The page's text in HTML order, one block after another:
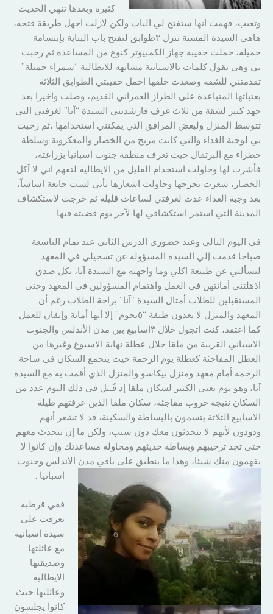
كثيرة وبعدها تنهي الحديث
وتغيب، فهمت انها ستفتح لي الباب ولكن لازلت اجهل طريقة فتحه،
هاهي السيدة المسنة تنزل ٣طوابق لتفتح باب البناية بإبتسامة
جميلة، حملت حقيبة جهاز الكمبيوتر كنوع من المساعدة ثم رحبت
بي وهي تقول كلمات بالاسبانية مشابهه للايطالية “سمراء جميلة”
تقدمتني للشقة وصعدت خلفها احمل حقيبتي الطوابق الثلاثة
بعتباتها المتباعدة على الطراز العمراني القديم، وصلت واخيرا بعد
جهد كبير لشقة من ثلاث غرف فارشدتني السيدة “آنا” لغرفتي التي
تتوسط المنزل ولبعض المرافق التي يمكنني استخدامها ،ثم رحبت
بي لوجبة الغداء والتي كانت مزيج من الخضار والمعكرونة وسلطة
خضراء مع البرتقال حيث تعرف منطقة جنوب اسبانيا بزراعته،
فأشرت لها وحاولت استخدام القليل من الايطالية لتفهم اني لا آكل
الخضار، شعرت بحرجها وحاولت اشعارها بأني لست جائعة اساساً،
بعد وجبة الغداء عدت لغرفتي لساعات قليلة ثم خرجت لإستكشاف
المدينة التي استمر استكشافي لها لآخر يوم قضيته فيها .
في اليوم التالي وعند حضوري الدرس الثاني عند تمام التاسعة
صباحا قدمت إلي السيدة المسؤولة عن تسجيلي في المعهد
لتسألني عن طبيعة اكلي وما واجهته مع السيدة آنا، بكل صدق
اذهلتني أمانتهن في العمل واهتمام المسؤولين في المعهد وحتى
المستقبلين للطلاب أمثال السيدة “آنا” براحة الطلاب رغم أن
المعهد والمنزل لا يعدون طبقة “٥نجوم” إلا أنها أمانة وإتقان للعمل
كما اعتقد، كنت اتجول خلال ٣اسابيع بين مدن الأندلس والجنوب
الاسباني القريبة من ملقا خلال عطلة نهاية الاسبوع وغيرها من
العطل المفاجئة كعطلة يوم الرحمة حيث يتجمع السكان في ساحة
الرحمة أمام معهد ومنزل بيكاسو والمنزل الذي أقمت به مع السيدة
آنا، وهو يوم يعني الكثير لسكان ملقا إذ قُـتل في ذلك اليوم عدد من
السكان نتيجة حروب مفاجئة، سكان ملقا الذين عرفتهم طيلة
الاسابيع الثلاثة يتسمون بالبساطة والسكينة، قد لا تشعر أنهم
ودودون لأنهم لا يتحدثون معك دون سبب، ولكن ما إن تتحدث معهم
حتى تجد ترحيبهم وبساطة حديثهم ومحاولة مساعدتك وإن كانوا لا
يفهمون منك شيئا، وهذا ما ينطبق على باقي مدن الأندلس وجنوب
اسبانيا .
ففي قرطبة
تعرفت على
سيدة اسبانية
مع عائلتها
وصديقتها
الايطالية
وعائلتها حيث
كانوا يجلسون